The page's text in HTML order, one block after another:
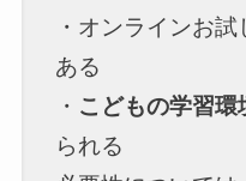
・オンラインお
ある
・ こどもの学習環
られる